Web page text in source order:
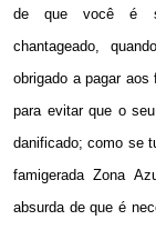
de que você é
chantageado,
obrigado a pagar aos
para evitar que o
danificado; como se
famigerada Zona
absurda de que é